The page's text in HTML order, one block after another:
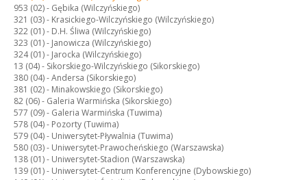
953 (02) - Gębika (Wilczyńskiego)
321 (03) - Krasickiego-Wilczyńskiego (Wilczyńskiego)
322 (01) - D.H. Śliwa (Wilczyńskiego)
323 (01) - Janowicza (Wilczyńskiego)
324 (01) - Jarocka (Wilczyńskiego)
13 (04) - Sikorskiego-Wilczyńskiego (Sikorskiego)
380 (04) -Andersa (Sikorskiego)
381 (02) - Minakowskiego (Sikorskiego)
82 (06) - Galeria Warmińska (Sikorskiego)
577 (09) - Galeria Warmińska (Tuwima)
578 (04) - Pozorty (Tuwima)
579 (04) - Uniwersytet-Pływalnia (Tuwima)
580 (03) - Uniwersytet-Prawocheńskiego (Warszawska)
138 (01) - Uniwersytet-Stadion (Warszawska)
139 (01) - Uniwersytet-Centrum Konferencyjne (Dybowskiego)